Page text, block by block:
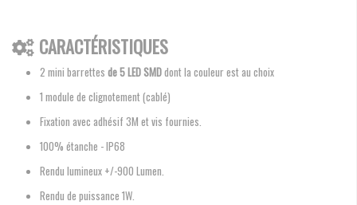
CARACTÉRISTIQUES
2 mini barrettes de 5 LED SMDdont la couleur est au choix
1 module de clignotement (cablé)
Fixation avec adhésif 3M et vis fournies.
100% étanche - IP68
Rendu lumineux +/-900 Lumen.
Rendu de puissance 1W.